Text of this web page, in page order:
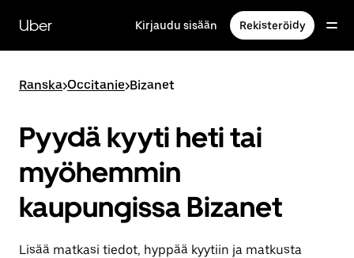
siirry
pääsisältöön
Uber Kirjaudu sisään Rekisteröidy
Ranska>Occitanie>Bizanet
Pyydä kyyti heti tai
myöhemmin
kaupungissa Bizanet
Lisää matkasi tiedot, hyppää kyytiin ja matkusta